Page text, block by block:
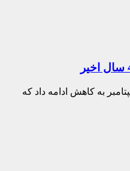
به کاهش ادامه داد که